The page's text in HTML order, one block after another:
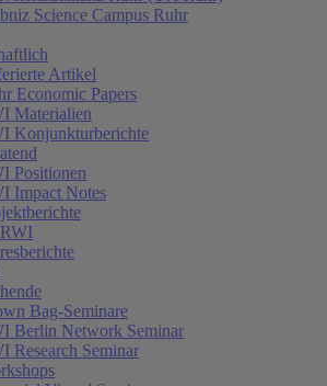
Science Campus Ruhr
Artikel
Economic Papers
Materialien
Konjunkturberichte
Positionen
Impact Notes
Bag-Seminare
Berlin Network Seminar
Research Seminar